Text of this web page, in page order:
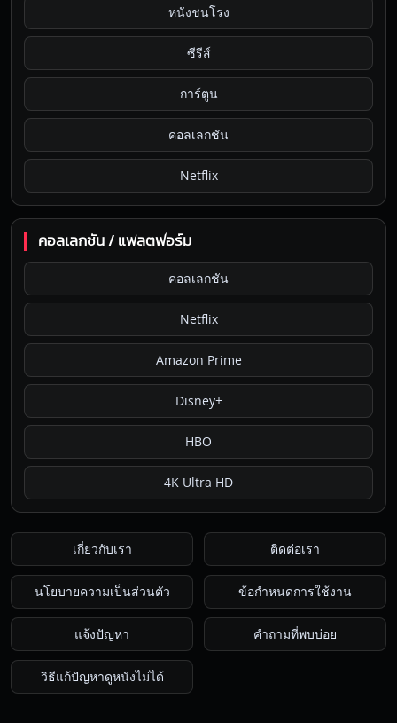
หนังชนโรง
ซีรีส์
การ์ตูน
คอลเลกชัน
Netflix
คอลเลกชัน / แพลตฟอร์ม
คอลเลกชัน
Netflix
Amazon Prime
Disney+
HBO
4K Ultra HD
เกี่ยวกับเรา ติดต่อเรา
นโยบายความเป็นส่วนตัว ข้อกำหนดการใช้งาน
แจ้งปัญหา คำถามที่พบบ่อย
วิธีแก้ปัญหาดูหนังไม่ได้